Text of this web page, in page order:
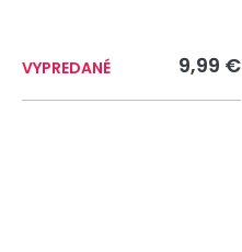
VYPREDANÉ 9,99 €